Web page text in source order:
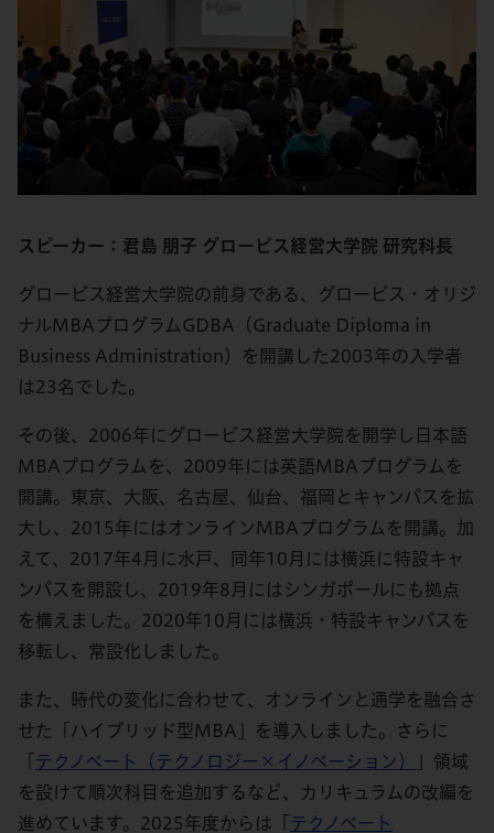
スピーカー：君島 朋子 グロービス経営大学院 研究科長
グロービス経営大学院の前身である、グロービス・オリジ
ナルMBAプログラムGDBA（Graduate Diploma in
Business Administration）を開講した2003年の入学者
は23名でした。
その後、2006年にグロービス経営大学院を開学し日本語
MBAプログラムを、2009年には英語MBAプログラムを
開講。東京、大阪、名古屋、仙台、福岡とキャンパスを拡
大し、2015年にはオンラインMBAプログラムを開講。加
えて、2017年4月に水戸、同年10月には横浜に特設キャ
ンパスを開設し、2019年8月にはシンガポールにも拠点
を構えました。2020年10月には横浜・特設キャンパスを
移転し、常設化しました。
また、時代の変化に合わせて、オンラインと通学を融合さ
せた「ハイブリッド型MBA」を導入しました。さらに
テクノベート（テクノロジー×イノベーション）
」領域
を設けて順次科目を追加するなど、カリキュラムの改編を
進めています。2025年度からは「
テクノベート